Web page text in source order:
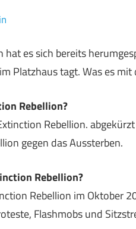
hat es sich bereits
Platzhaus tagt. Was es
Rebellion?
Rebellion.
gegen das Aussterben.
Rebellion?
Rebellion im Oktober
Flashmobs und